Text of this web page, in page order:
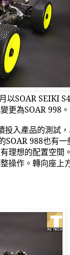
月以SOAR SEIKI
更為SOAR 998 。
投入產品的測試
SOAR 988也有一
理想的配置空間
操作。轉向座上